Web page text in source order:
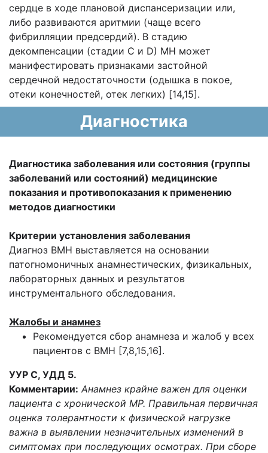
сердце в ходе плановой диспансеризации или,
либо развиваются аритмии (чаще всего
фибрилляции предсердий). В стадию
декомпенсации (стадии С и D) МН может
манифестировать признаками застойной
сердечной недостаточности (одышка в покое,
отеки конечностей, отек легких) [14,15].
Диагностика
Диагностика заболевания или состояния (группы
заболеваний или состояний) медицинские
показания и противопоказания к применению
методов диагностики
Критерии установления заболевания
Диагноз ВМН выставляется на основании
патогномоничных анамнестических, физикальных,
лабораторных данных и результатов
инструментального обследования.
Жалобы и анамнез
Рекомендуется сбор анамнеза и жалоб у всех
пациентов с ВМН [7,8,15,16].
УУР С, УДД 5.
Комментарии: Анамнез крайне важен для оценки
пациента с хронической МР. Правильная первичная
оценка толерантности к физической нагрузке
важна в выявлении незначительных изменений в
симптомах при последующих осмотрах. При сборе